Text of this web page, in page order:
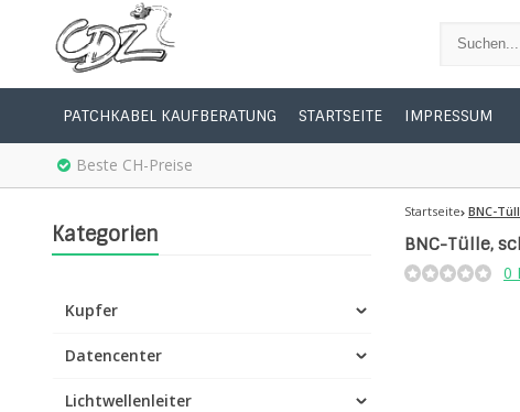
PATCHKABEL KAUFBERATUNG STARTSEITE IMPRESSUM
Beste CH-Preise
Kategorien
Kupfer
Datencenter
Lichtwellenleiter
Startseite BNC-
BNC-Tülle,
0